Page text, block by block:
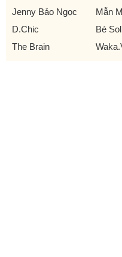
Jenny Bảo Ngọc
Mẫn
D.Chic
Bé Sol
The Brain